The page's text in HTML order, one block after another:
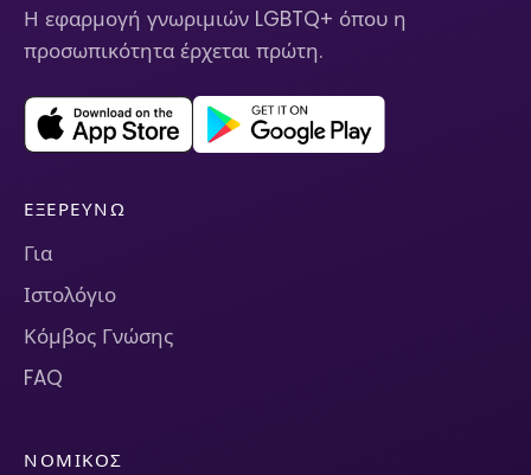
Η εφαρμογή γνωριμιών LGBTQ+ όπου η
προσωπικότητα έρχεται πρώτη.
ΕΞΕΡΕΥΝΏ
Για
Ιστολόγιο
Κόμβος Γνώσης
FAQ
ΝΟΜΙΚΌΣ